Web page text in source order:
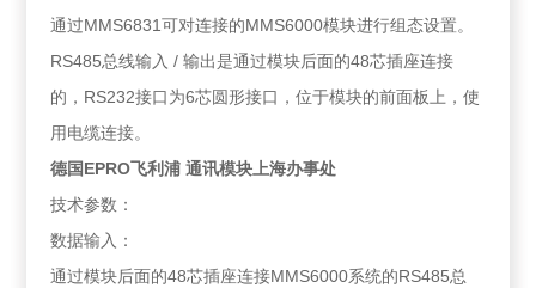
通过MMS6831可对连接的MMS6000模块进行组态设置。
RS485总线输入 / 输出是通过模块后面的48芯插座连接
的，RS232接口为6芯圆形接口，位于模块的前面板上，使
用电缆连接。
德国EPRO飞利浦 通讯模块上海办事处
技术参数：
数据输入：
通过模块后面的48芯插座连接MMS6000系统的RS485总